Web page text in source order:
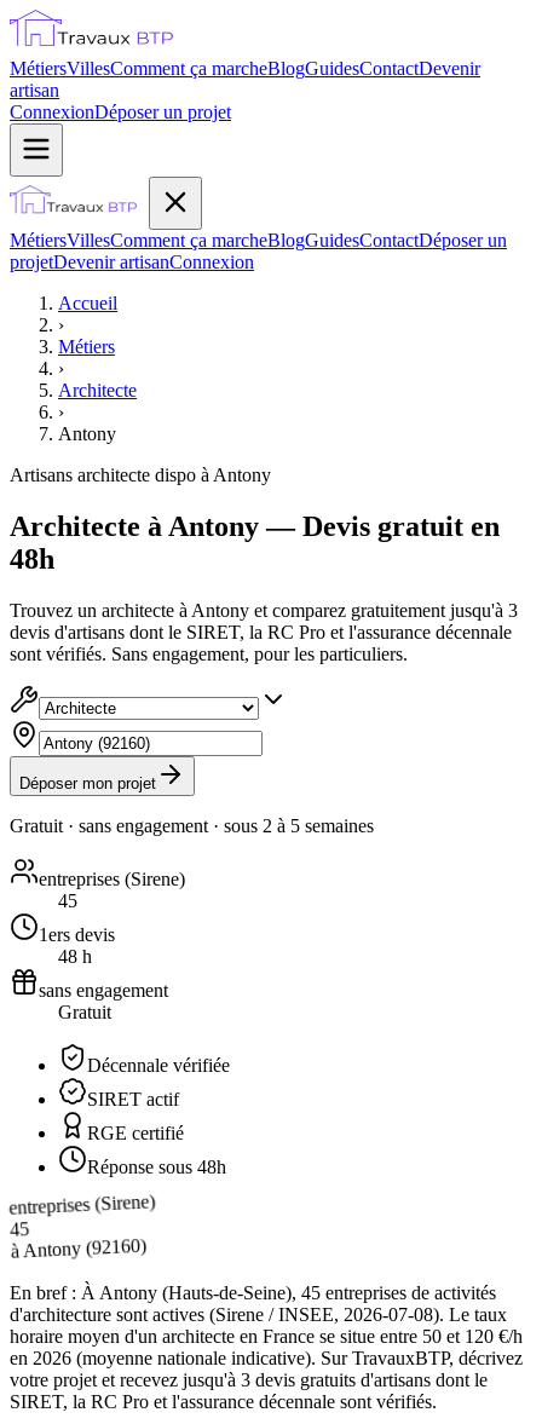
MétiersVillesComment ça marcheBlogGuidesContactDevenir
artisan
ConnexionDéposer un projet
MétiersVillesComment ça marcheBlogGuidesContactDéposer un
projetDevenir artisanConnexion
Accueil
›
Métiers
›
Architecte
›
Antony
Artisans architecte dispo à Antony
Architecte à Antony — Devis gratuit en
48h
Trouvez un architecte à Antony et comparez gratuitement jusqu'à 3
devis d'artisans dont le SIRET, la RC Pro et l'assurance décennale
sont vérifiés. Sans engagement, pour les particuliers.
Déposer mon projet
Gratuit · sans engagement · sous 2 à 5 semaines
entreprises (Sirene)
45
1ers devis
48 h
sans engagement
Gratuit
Décennale vérifiée
SIRET actif
RGE certifié
Réponse sous 48h
entreprises (Sirene)
45
àAntony(92160)
En bref : À Antony (Hauts-de-Seine), 45 entreprises de activités
d'architecture sont actives (Sirene / INSEE, 2026-07-08). Le taux
horaire moyen d'un architecte en France se situe entre 50 et 120 €/h
en 2026 (moyenne nationale indicative). Sur TravauxBTP, décrivez
votre projet et recevez jusqu'à 3 devis gratuits d'artisans dont le
SIRET, la RC Pro et l'assurance décennale sont vérifiés.